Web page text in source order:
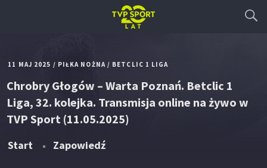
11 MAJ 2025 / PIŁKA NOŻNA/ BETCLIC 1 LIGA
Chrobry Głogów – Warta Poznań. Betclic 1
Liga, 32. kolejka. Transmisja online na żywo w
TVP Sport (11.05.2025)
Start Zapowiedź